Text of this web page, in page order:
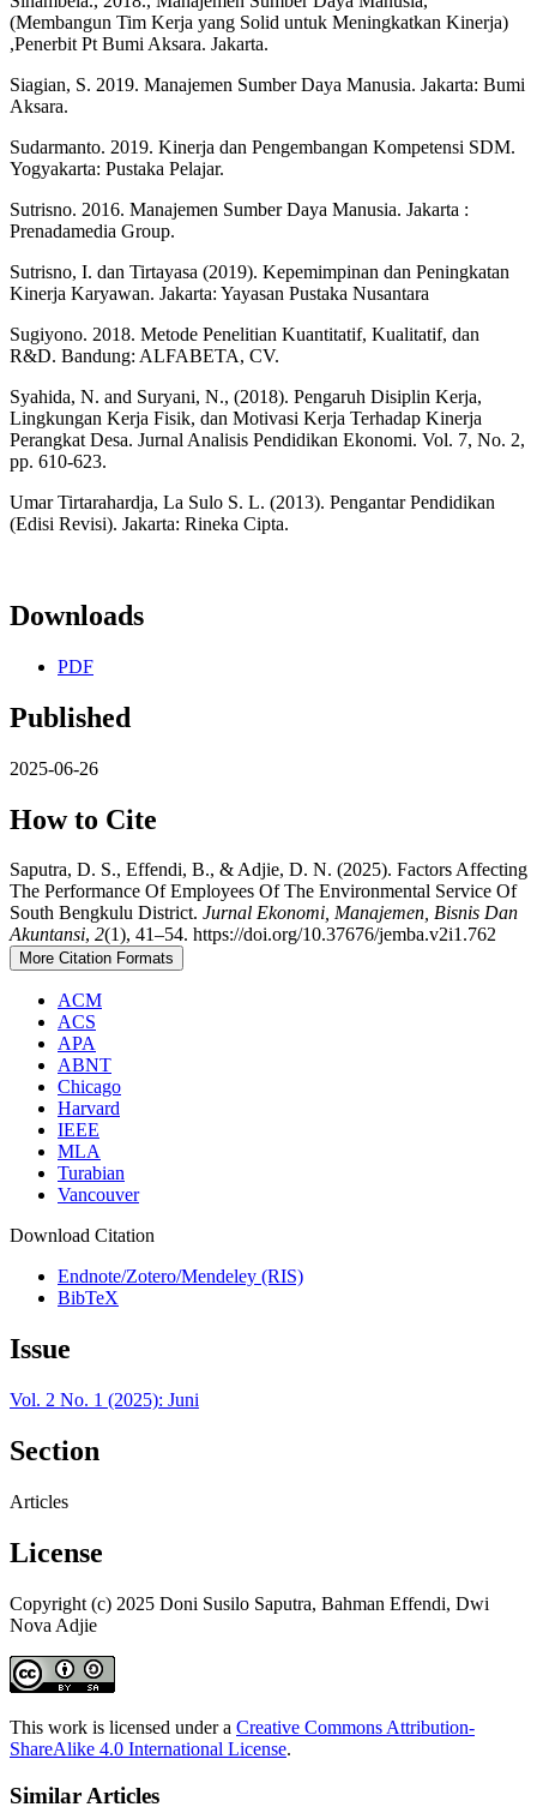
(Membangun Tim Kerja yang Solid untuk Meningkatkan Kinerja)
,Penerbit Pt Bumi Aksara. Jakarta.
Siagian, S. 2019. Manajemen Sumber Daya Manusia. Jakarta: Bumi
Aksara.
Sudarmanto. 2019. Kinerja dan Pengembangan Kompetensi SDM.
Yogyakarta: Pustaka Pelajar.
Sutrisno. 2016. Manajemen Sumber Daya Manusia. Jakarta :
Prenadamedia Group.
Sutrisno, I. dan Tirtayasa (2019). Kepemimpinan dan Peningkatan
Kinerja Karyawan. Jakarta: Yayasan Pustaka Nusantara
Sugiyono. 2018. Metode Penelitian Kuantitatif, Kualitatif, dan
R&D. Bandung: ALFABETA, CV.
Syahida, N. and Suryani, N., (2018). Pengaruh Disiplin Kerja,
Lingkungan Kerja Fisik, dan Motivasi Kerja Terhadap Kinerja
Perangkat Desa. Jurnal Analisis Pendidikan Ekonomi. Vol. 7, No. 2,
pp. 610-623.
Umar Tirtarahardja, La Sulo S. L. (2013). Pengantar Pendidikan
(Edisi Revisi). Jakarta: Rineka Cipta.
Downloads
PDF
Published
2025-06-26
How to Cite
Saputra, D. S., Effendi, B., & Adjie, D. N. (2025). Factors Affecting
The Performance Of Employees Of The Environmental Service Of
South Bengkulu District. Jurnal Ekonomi, Manajemen, Bisnis Dan
Akuntansi, 2(1), 41–54. https://doi.org/10.37676/jemba.v2i1.762
More Citation Formats
ACM
ACS
APA
ABNT
Chicago
Harvard
IEEE
MLA
Turabian
Vancouver
Download Citation
Endnote/Zotero/Mendeley (RIS)
BibTeX
Issue
Vol. 2 No. 1 (2025): Juni
Section
Articles
License
Copyright (c) 2025 Doni Susilo Saputra, Bahman Effendi, Dwi
Nova Adjie
This work is licensed under a Creative Commons Attribution-
ShareAlike 4.0 International License.
Similar Articles